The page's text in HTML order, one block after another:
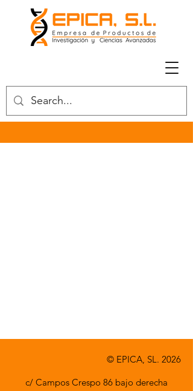
© EPICA, SL. 2026
c/ Campos Crespo 86 bajo derecha